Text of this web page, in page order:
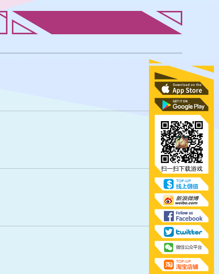
04/03
03/27
03/20
03/13
扫一扫下载游戏